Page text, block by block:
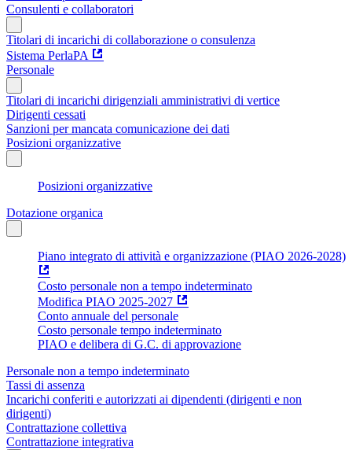
Consulenti e collaboratori
Titolari di incarichi di collaborazione o consulenza
Sistema PerlaPA
Personale
Titolari di incarichi dirigenziali amministrativi di vertice
Dirigenti cessati
Sanzioni per mancata comunicazione dei dati
Posizioni organizzative
Posizioni organizzative
Dotazione organica
Piano integrato di attività e organizzazione (PIAO 2026-2028)
Costo personale non a tempo indeterminato
Modifica PIAO 2025-2027
Conto annuale del personale
Costo personale tempo indeterminato
PIAO e delibera di G.C. di approvazione
Personale non a tempo indeterminato
Tassi di assenza
Incarichi conferiti e autorizzati ai dipendenti (dirigenti e non
dirigenti)
Contrattazione collettiva
Contrattazione integrativa